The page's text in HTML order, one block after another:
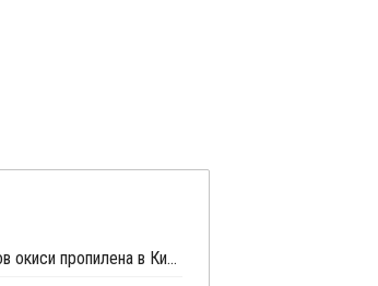
Средняя загрузка заводов окиси пропилена в Китае немного выросла